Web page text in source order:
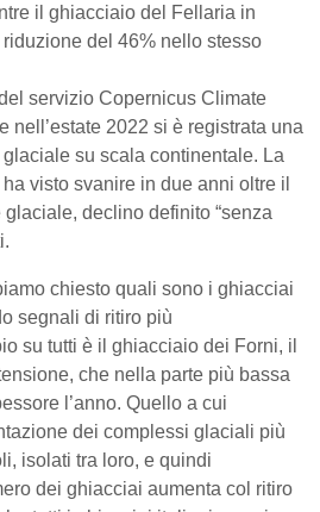
il ghiacciaio del Fellaria in
del 46% nello stesso
servizio Copernicus Climate
nell’estate 2022 si è registrata una
su scala continentale. La
visto svanire in due anni oltre il
declino definito “senza
chiesto quali sono i ghiacciai
segnali di ritiro più
su tutti è il ghiacciaio dei Forni, il
che nella parte più bassa
l’anno. Quello a cui
dei complessi glaciali più
isolati tra loro, e quindi
dei ghiacciai aumenta col ritiro